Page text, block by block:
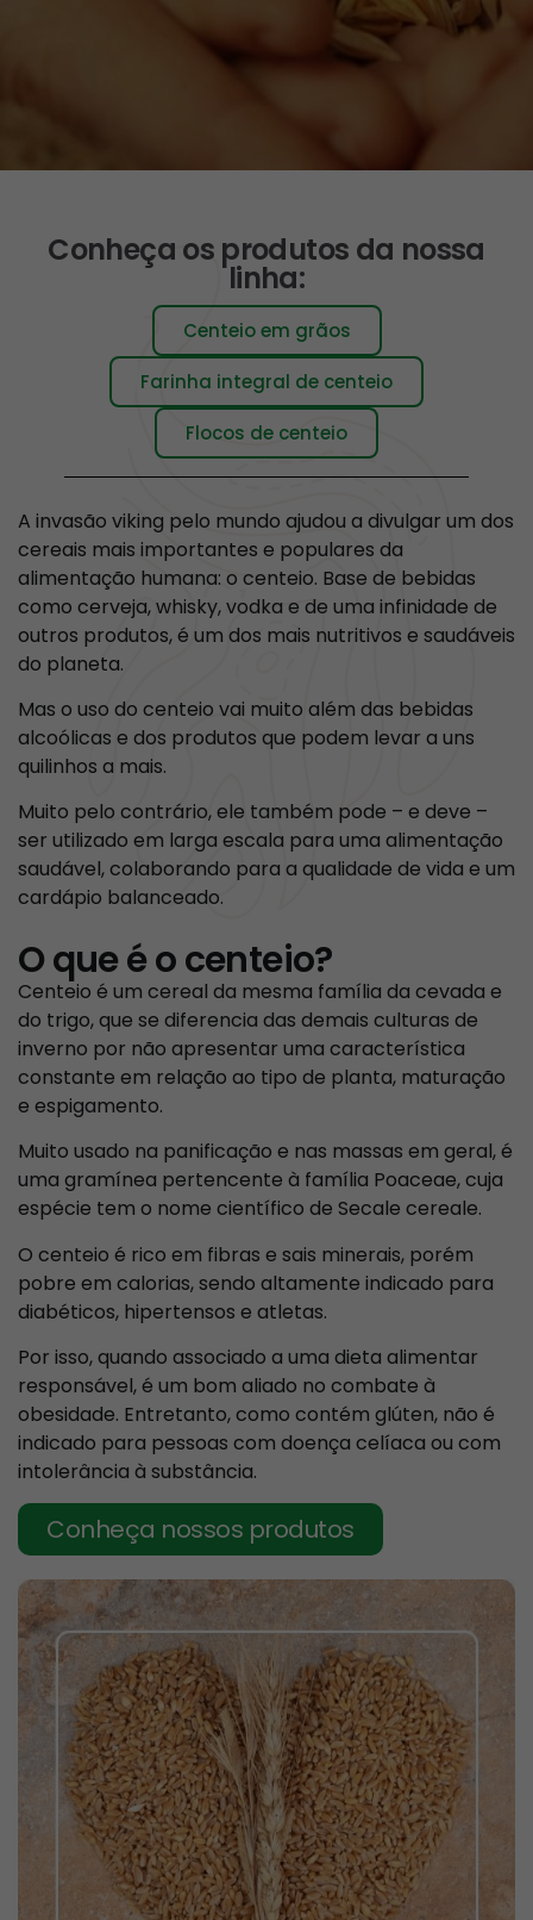
Conheça os produtos da nossa
linha:
Centeio em grãos
Farinha integral de centeio
Flocos de centeio
A invasão viking pelo mundo ajudou a divulgar um dos
cereais mais importantes e populares da
alimentação humana: o centeio. Base de bebidas
como cerveja, whisky, vodka e de uma infinidade de
outros produtos, é um dos mais nutritivos e saudáveis
do planeta.
Mas o uso do centeio vai muito além das bebidas
alcoólicas e dos produtos que podem levar a uns
quilinhos a mais.
Muito pelo contrário, ele também pode – e deve –
ser utilizado em larga escala para uma alimentação
saudável, colaborando para a qualidade de vida e um
cardápio balanceado.
O que é o centeio?
Centeio é um cereal da mesma família da cevada e
do trigo, que se diferencia das demais culturas de
inverno por não apresentar uma característica
constante em relação ao tipo de planta, maturação
e espigamento.
Muito usado na panificação e nas massas em geral, é
uma gramínea pertencente à família Poaceae, cuja
espécie tem o nome científico de Secale cereale.
O centeio é rico em fibras e sais minerais, porém
pobre em calorias, sendo altamente indicado para
diabéticos, hipertensos e atletas.
Por isso, quando associado a uma dieta alimentar
responsável, é um bom aliado no combate à
obesidade. Entretanto, como contém glúten, não é
indicado para pessoas com doença celíaca ou com
intolerância à substância.
Conheça nossos produtos